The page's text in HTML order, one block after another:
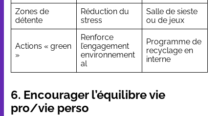
Zones de
détente
Réduction du
stress
Salle de sieste
ou de jeux
Actions « green
»
Renforce
l’engagement
environnement
al
Programme de
recyclage en
interne
6. Encourager l’équilibre vie
pro/vie perso